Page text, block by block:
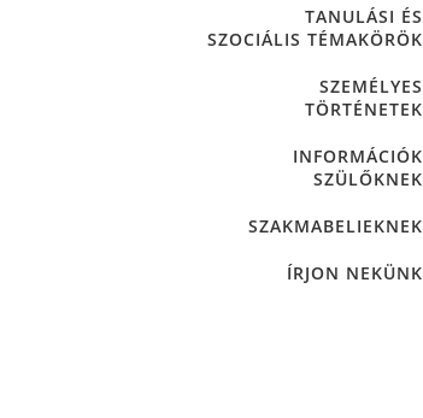
TANULÁSI ÉS
SZOCIÁLIS TÉMAKÖRÖK
SZEMÉLYES
TÖRTÉNETEK
INFORMÁCIÓK
SZÜLŐKNEK
SZAKMABELIEKNEK
ÍRJON NEKÜNK